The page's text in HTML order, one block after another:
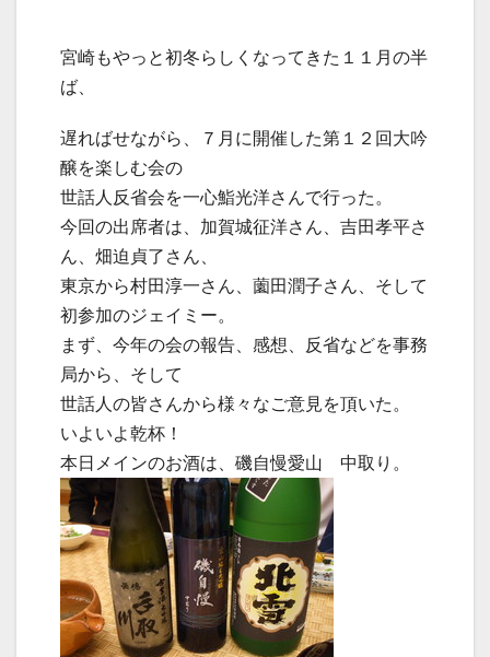
宮崎もやっと初冬らしくなってきた１１月の半
ば、
遅ればせながら、７月に開催した第１２回大吟
醸を楽しむ会の
世話人反省会を一心鮨光洋さんで行った。
今回の出席者は、加賀城征洋さん、吉田孝平さ
ん、畑迫貞了さん、
東京から村田淳一さん、薗田潤子さん、そして
初参加のジェイミー。
まず、今年の会の報告、感想、反省などを事務
局から、そして
世話人の皆さんから様々なご意見を頂いた。
いよいよ乾杯！
本日メインのお酒は、磯自慢愛山 中取り。